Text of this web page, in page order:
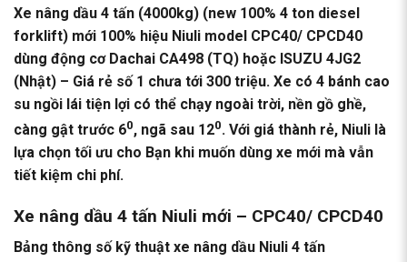
Xe nâng dầu 4 tấn (4000kg) (new 100% 4 ton diesel
forklift) mới 100% hiệu Niuli model CPC40/ CPCD40
dùng động cơ Dachai CA498 (TQ) hoặc ISUZU 4JG2
(Nhật) – Giá rẻ số 1 chưa tới 300 triệu. Xe có 4 bánh cao
su ngồi lái tiện lợi có thể chạy ngoài trời, nền gồ ghề,
càng gật trước 60, ngã sau 120. Với giá thành rẻ, Niuli là
lựa chọn tối ưu cho Bạn khi muốn dùng xe mới mà vẫn
tiết kiệm chi phí.
Xe nâng dầu 4 tấn Niuli mới – CPC40/ CPCD40
Bảng thông số kỹ thuật xe nâng dầu Niuli 4 tấn